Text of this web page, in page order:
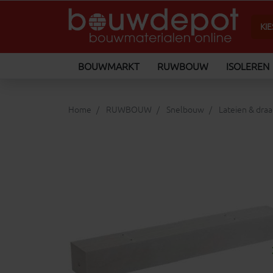
BOUWMARKT RUWBOUW ISOLEREN
Home RUWBOUW Snelbouw Lateien &